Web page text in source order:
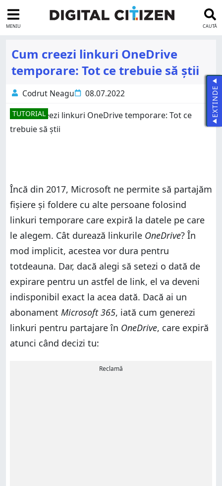
MENIU CAUTĂ
Cum creezi linkuri OneDrive
temporare: Tot ce trebuie să știi
Codrut Neagu 08.07.2022
TUTORIAL
Încă din 2017, Microsoft ne permite să partajăm
fișiere și foldere cu alte persoane folosind
linkuri temporare care expiră la datele pe care
le alegem. Cât durează linkurile OneDrive? În
mod implicit, acestea vor dura pentru
totdeauna. Dar, dacă alegi să setezi o dată de
expirare pentru un astfel de link, el va deveni
indisponibil exact la acea dată. Dacă ai un
abonament Microsoft 365, iată cum generezi
linkuri pentru partajare în OneDrive, care expiră
atunci când decizi tu:
Reclamă
EXTINDE